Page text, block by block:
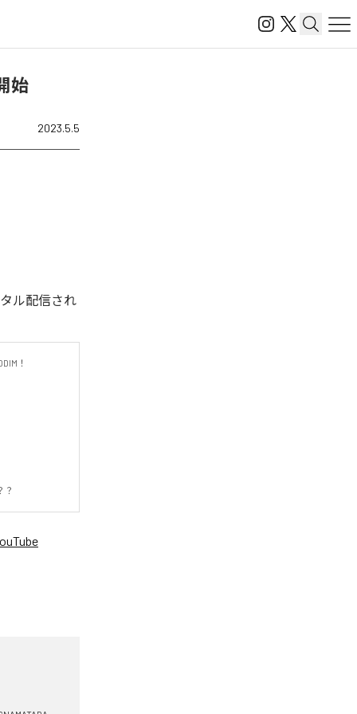
始
2023.5.5
タル配信され
！
？